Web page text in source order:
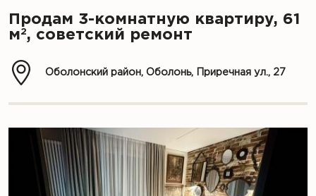
Продам 3-комнатную квартиру, 61
м2, советский ремонт
Оболонский район, Оболонь, Приречная ул., 27